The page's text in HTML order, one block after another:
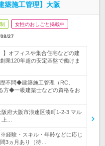
築施工管理】大阪
女性のおしごと掲載中
27
】オフィスや集合住宅などの建
業120年超の安定基盤で働けま
不問◆建築施工管理（RC、
方◆一級建築士などの資格をお
府大阪市浪速区湊町1-2-3 マル
上…
経験・スキル・年齢などに応じ
3ヵ月あり（待…